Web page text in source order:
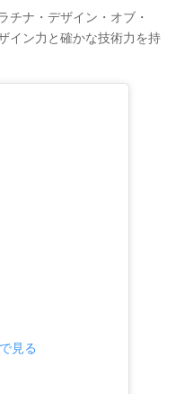
チナ・デザイン・オブ・
イン力と確かな技術力を持
見る